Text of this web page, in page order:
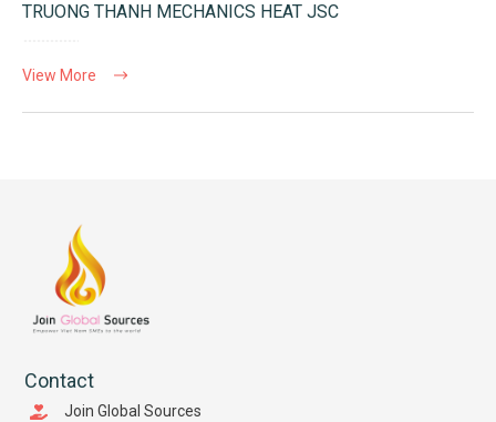
TRUONG THANH MECHANICS HEAT JSC
View More
Contact
Join Global Sources